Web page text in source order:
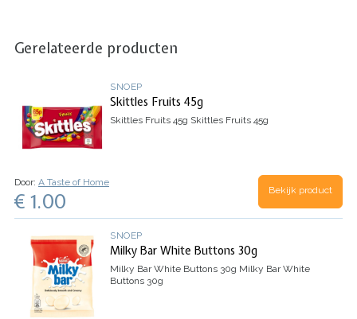
Gerelateerde producten
SNOEP
Skittles Fruits 45g
Skittles Fruits 45g Skittles Fruits 45g
Door: A Taste of Home
€ 1.00 Bekijk product
SNOEP
Milky Bar White Buttons 30g
Milky Bar White Buttons 30g Milky Bar White
Buttons 30g